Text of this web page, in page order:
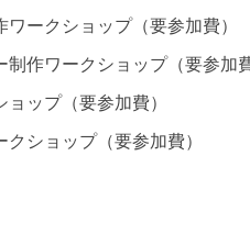
ークショップ（要参加費）
制作ワークショップ（要参加
ップ（要参加費）
ショップ（要参加費）